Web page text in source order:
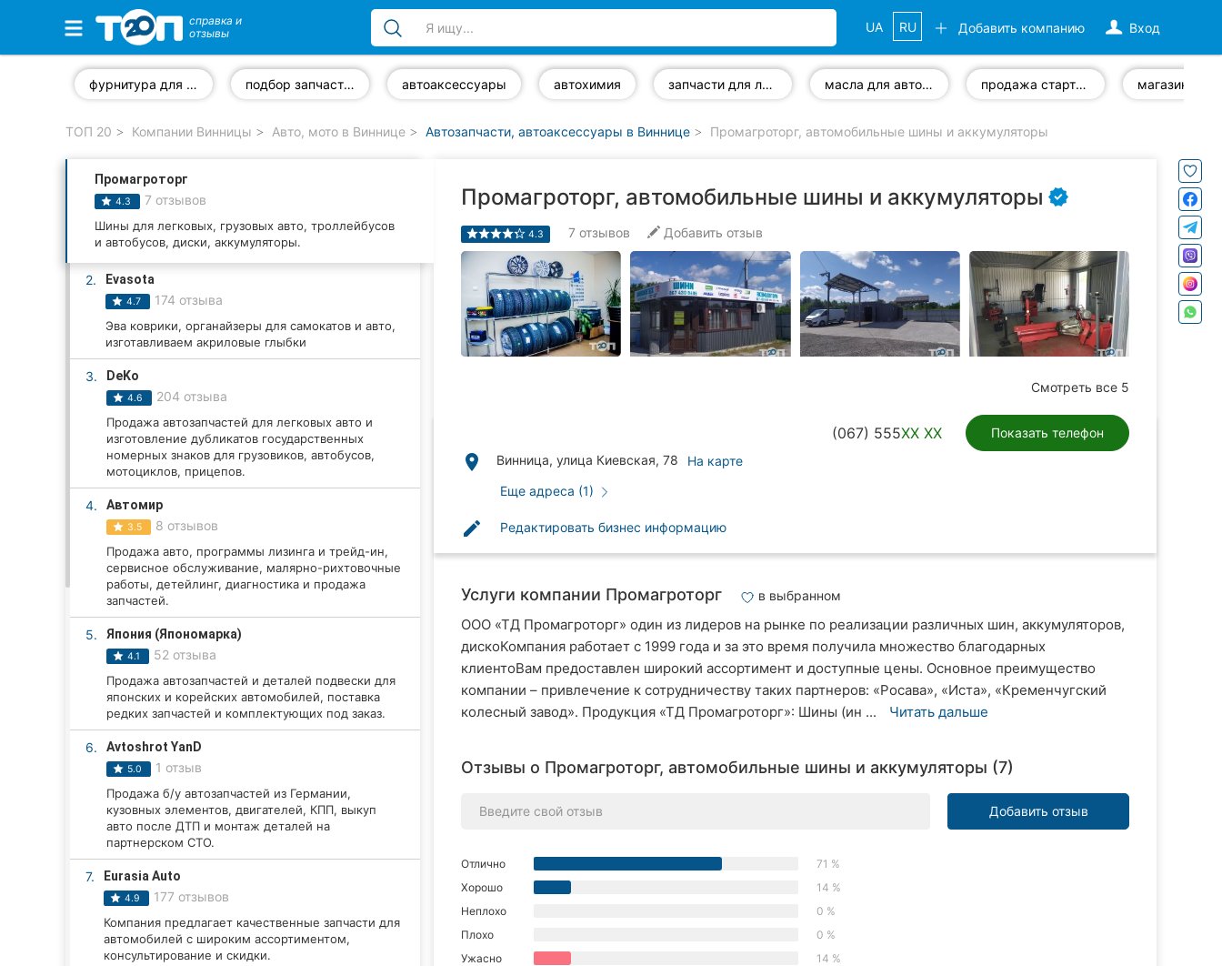
Избранные компании
Стоматологии
Ветеринарные клиники
Частные клиники
Автошколы
Все рубрики
Все города:
Винница
Тернополь
Хмельницкий
Кропивницкий
Запорожье
справка и
отзывы
Вход
Добавить компанию
UA RU
фурнитура для автомобилей подбор запчастей по VIN-коду автоаксессуары автохимия запчасти для легковых автомобилей масла для автомобилей продажа стартеров магазин шин
ТОП 20 Компании Винницы Авто, мото в Виннице Автозапчасти, автоаксессуары в Виннице Промагроторг, автомобильные шины и аккумуляторы
Промагроторг
4.3 7 отзывов
Шины для легковых, грузовых авто, троллейбусов
и автобусов, диски, аккумуляторы.
2. Evasota
4.7 174 отзыва
Эва коврики, органайзеры для самокатов и авто,
изготавливаем акриловые глыбки
3. DeKo
4.6 204 отзыва
Продажа автозапчастей для легковых авто и
изготовление дубликатов государственных
номерных знаков для грузовиков, автобусов,
мотоциклов, прицепов.
4. Автомир
3.5 8 отзывов
Продажа авто, программы лизинга и трейд-ин,
сервисное обслуживание, малярно-рихтовочные
работы, детейлинг, диагностика и продажа
запчастей.
5. Япония (Япономарка)
4.1 52 отзыва
Продажа автозапчастей и деталей подвески для
японских и корейских автомобилей, поставка
редких запчастей и комплектующих под заказ.
6. Avtoshrot YanD
5.0 1 отзыв
Продажа б/у автозапчастей из Германии,
кузовных элементов, двигателей, КПП, выкуп
авто после ДТП и монтаж деталей на
партнерском СТО.
7. Eurasia Auto
4.9 177 отзывов
Компания предлагает качественные запчасти для
автомобилей с широким ассортиментом,
консультирование и скидки.
Промагроторг, автомобильные шины и аккумуляторы
4.3 7 отзывов Добавить отзыв
Смотреть все 5
(067) 555XX XX Показать телефон
place Винница, улица Киевская, 78
На карте
Еще адреса (1)
edit Редактировать бизнес информацию
Услуги компании Промагроторг в выбранном
ООО «ТД Промагроторг» один из лидеров на рынке по реализации различных шин, аккумуляторов,
дискоКомпания работает с 1999 года и за это время получила множество благодарных
клиентоВам предоставлен широкий ассортимент и доступные цены. Основное преимущество
компании – привлечение к сотрудничеству таких партнеров: «Росава», «Иста», «Кременчугский
колесный завод». Продукция «ТД Промагроторг»: Шины (ин ...
Читать дальше
Отзывы о Промагроторг, автомобильные шины и аккумуляторы (7)
Добавить отзыв
Отлично
71 %
Хорошо
14 %
Неплохо
0 %
Плохо
0 %
Ужасно
14 %